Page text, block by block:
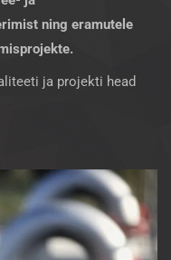
ning eramutele
ja projekti head